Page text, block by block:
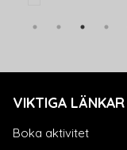
VIKTIGA LÄNKAR
Boka aktivitet